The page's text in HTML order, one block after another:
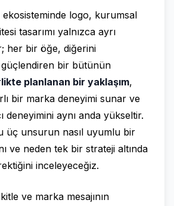
logo, kurumsal
tasarımı yalnızca ayrı
her bir öğe, diğerini
bir bütünün
planlanan bir yaklaşım,
bir marka deneyimi sunar ve
deneyimini aynı anda yükseltir.
üç unsurun nasıl uyumlu bir
ve neden tek bir strateji altında
inceleyeceğiz.
ve marka mesajının